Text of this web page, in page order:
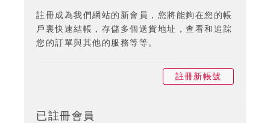
註冊成為我們網站的新會員，您將能夠在您的帳
戶裏快速結帳，存儲多個送貨地址，查看和追踪
您的訂單與其他的服務等等。
註冊新帳號
已註冊會員